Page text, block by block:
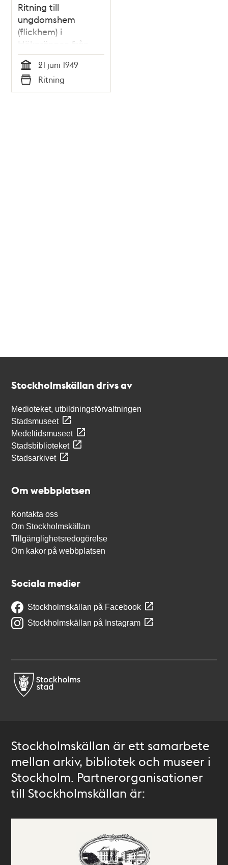
Ritning till
ungdomshem
(flickhem) i
Hökarängen från
1949
Tid
21 juni 1949
Typ
Ritning
Stockholmskällan drivs av
Medioteket, utbildningsförvaltningen
Stadsmuseet
Medeltidsmuseet
Stadsbiblioteket
Stadsarkivet
Om webbplatsen
Kontakta oss
Om Stockholmskällan
Tillgänglighetsredogörelse
Om kakor på webbplatsen
Sociala medier
Stockholmskällan på Facebook
Stockholmskällan på Instagram
Stockholmskällan är ett samarbete
mellan arkiv, bibliotek och museer i
Stockholm. Partnerorganisationer
till Stockholmskällan är: